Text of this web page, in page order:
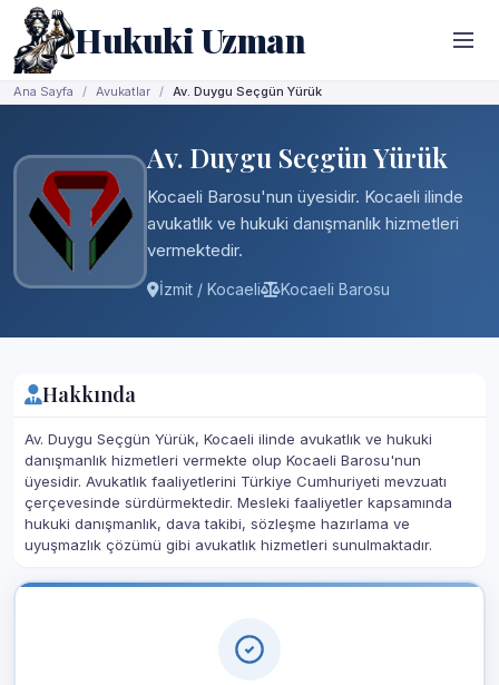
Hukuki Uzman
Ana Sayfa Avukatlar Av. Duygu Seçgün Yürük
Av. Duygu Seçgün Yürük
Kocaeli Barosu'nun üyesidir. Kocaeli ilinde
avukatlık ve hukuki danışmanlık hizmetleri
vermektedir.
İzmit / Kocaeli Kocaeli Barosu
Hakkında
Av. Duygu Seçgün Yürük, Kocaeli ilinde avukatlık ve hukuki
danışmanlık hizmetleri vermekte olup Kocaeli Barosu'nun
üyesidir. Avukatlık faaliyetlerini Türkiye Cumhuriyeti mevzuatı
çerçevesinde sürdürmektedir. Mesleki faaliyetler kapsamında
hukuki danışmanlık, dava takibi, sözleşme hazırlama ve
uyuşmazlık çözümü gibi avukatlık hizmetleri sunulmaktadır.